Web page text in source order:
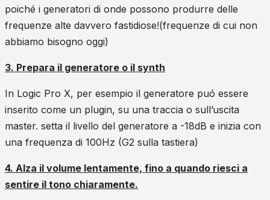
poiché i generatori di onde possono produrre delle
frequenze alte davvero fastidiose!(frequenze di cui non
abbiamo bisogno oggi)
3. Prepara il generatore o il synth
In Logic Pro X, per esempio il generatore puó essere
inserito come un plugin, su una traccia o sull’uscita
master. setta il livello del generatore a -18dB e inizia con
una frequenza di 100Hz (G2 sulla tastiera)
4. Alza il volume lentamente, fino a quando riesci a
sentire il tono chiaramente.